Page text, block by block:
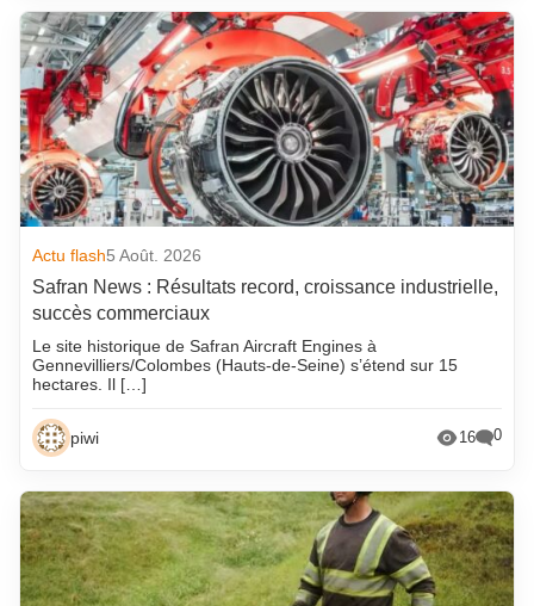
Actu flash5 Août. 2026
Safran News : Résultats record, croissance industrielle,
succès commerciaux
Le site historique de Safran Aircraft Engines à
Gennevilliers/Colombes (Hauts-de-Seine) s’étend sur 15
hectares. Il […]
piwi 16 0